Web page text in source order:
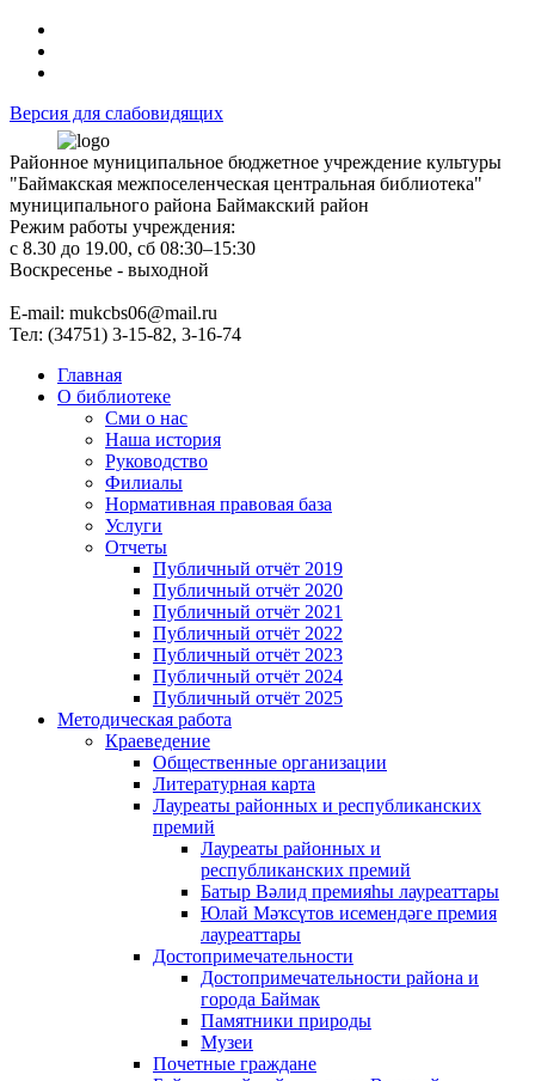
Версия для слабовидящих
Районное муниципальное бюджетное учреждение культуры
"Баймакская межпоселенческая центральная библиотека"
муниципального района Баймакский район
Режим работы учреждения:
с 8.30 до 19.00, сб 08:30–15:30
Воскресенье - выходной
Е-mail: mukcbs06@mail.ru
Тел: (34751) 3-15-82, 3-16-74
Главная
О библиотеке
Сми о нас
Наша история
Руководство
Филиалы
Нормативная правовая база
Услуги
Отчеты
Публичный отчёт 2019
Публичный отчёт 2020
Публичный отчёт 2021
Публичный отчёт 2022
Публичный отчёт 2023
Публичный отчёт 2024
Публичный отчёт 2025
Методическая работа
Краеведение
Общественные организации
Литературная карта
Лауреаты районных и республиканских
премий
Лауреаты районных и
республиканских премий
Батыр Вәлид премияһы лауреаттары
Юлай Мәҡсүтов исемендәге премия
лауреаттары
Достопримечательности
Достопримечательности района и
города Баймак
Памятники природы
Музеи
Почетные граждане